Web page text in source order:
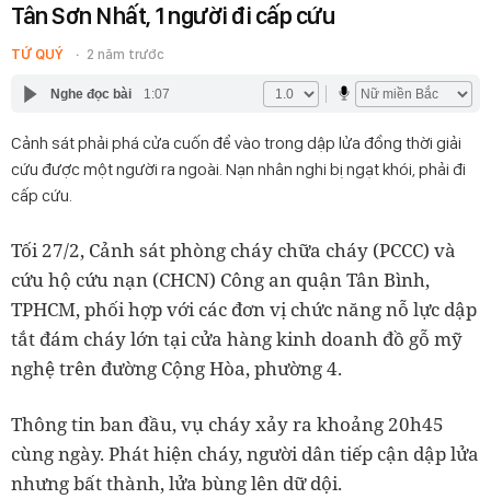
Tân Sơn Nhất, 1 người đi cấp cứu
TỨ QUÝ 2 năm trước
Nghe đọc bài 1:07
Cảnh sát phải phá cửa cuốn để vào trong dập lửa đồng thời giải
cứu được một người ra ngoài. Nạn nhân nghi bị ngạt khói, phải đi
cấp cứu.
Tối 27/2, Cảnh sát phòng cháy chữa cháy (PCCC) và
cứu hộ cứu nạn (CHCN) Công an quận Tân Bình,
TPHCM, phối hợp với các đơn vị chức năng nỗ lực dập
tắt đám cháy lớn tại cửa hàng kinh doanh đồ gỗ mỹ
nghệ trên đường Cộng Hòa, phường 4.
Thông tin ban đầu, vụ cháy xảy ra khoảng 20h45
cùng ngày. Phát hiện cháy, người dân tiếp cận dập lửa
nhưng bất thành, lửa bùng lên dữ dội.